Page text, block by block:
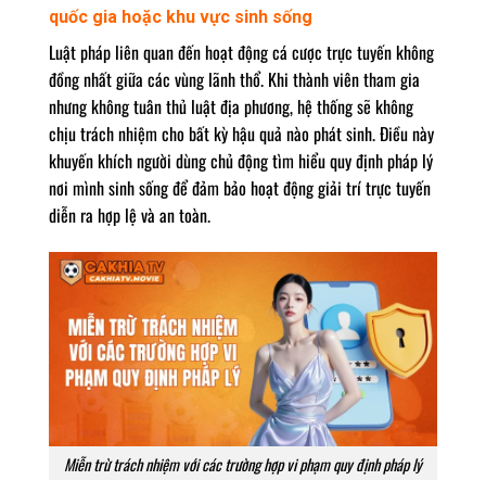
quốc gia hoặc khu vực sinh sống
Luật pháp liên quan đến hoạt động cá cược trực tuyến không
đồng nhất giữa các vùng lãnh thổ. Khi thành viên tham gia
nhưng không tuân thủ luật địa phương, hệ thống sẽ không
chịu trách nhiệm cho bất kỳ hậu quả nào phát sinh. Điều này
khuyến khích người dùng chủ động tìm hiểu quy định pháp lý
nơi mình sinh sống để đảm bảo hoạt động giải trí trực tuyến
diễn ra hợp lệ và an toàn.
Miễn trừ trách nhiệm với các trường hợp vi phạm quy định pháp lý